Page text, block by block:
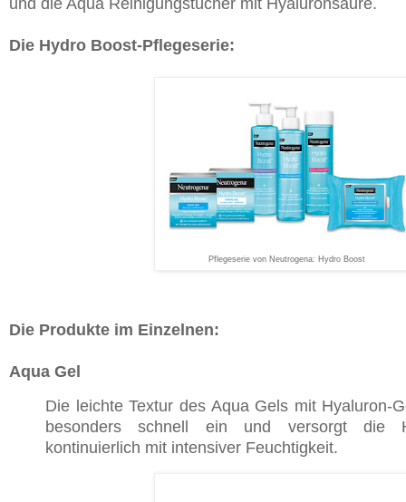
Die Hydro Boost-Pflegeserie:
Pflegeserie von Neutrogena: Hydro Boost
Die Produkte im Einzelnen:
Aqua Gel
Die leichte Textur des Aqua Gels mit Hyaluron-
besonders schnell ein und versorgt die
kontinuierlich mit intensiver Feuchtigkeit.